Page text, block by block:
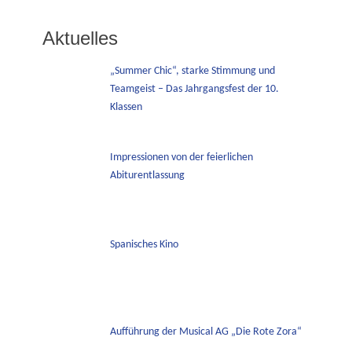
Aktuelles
„Summer Chic“, starke Stimmung und
Teamgeist – Das Jahrgangsfest der 10.
Klassen
Impressionen von der feierlichen
Abiturentlassung
Spanisches Kino
Aufführung der Musical AG „Die Rote Zora“